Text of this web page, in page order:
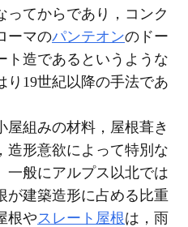
ってからであり，コンク
ーマのパンテオンのドー
ト造であるというような
り19世紀以降の手法であ
組みの材料，屋根葺き
造形意欲によって特別な
一般にアルプス以北では
が建築造形に占める比重
根やスレート屋根は，雨